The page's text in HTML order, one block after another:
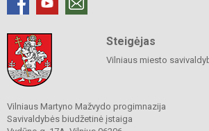
Steigėjas
Vilniaus miesto
Vilniaus Martyno Mažvydo progimnazija
Savivaldybės biudžetinė įstaiga